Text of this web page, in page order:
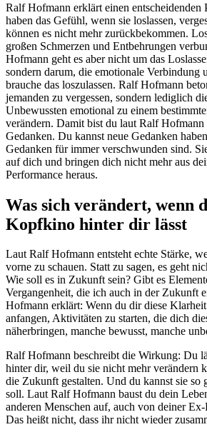
Ralf Hofmann erklärt einen entscheidenden
haben das Gefühl, wenn sie loslassen,
können es nicht mehr zurückbekommen.
großen Schmerzen und Entbehrungen
Hofmann geht es aber nicht um das
sondern darum, die emotionale Verbindung
brauche das loszulassen. Ralf Hofmann
jemanden zu vergessen, sondern lediglich
Unbewussten emotional zu einem
verändern. Damit bist du laut Ralf Hofmann
Gedanken. Du kannst neue Gedanken
Gedanken für immer verschwunden sind.
auf dich und bringen dich nicht mehr aus
Performance heraus.
Was sich verändert, wenn
Kopfkino hinter dir lässt
Laut Ralf Hofmann entsteht echte Stärke,
vorne zu schauen. Statt zu sagen, es geht
Wie soll es in Zukunft sein? Gibt es
Vergangenheit, die ich auch in der Zukunft
Hofmann erklärt: Wenn du dir diese
anfangen, Aktivitäten zu starten, die dich
näherbringen, manche bewusst, manche
Ralf Hofmann beschreibt die Wirkung: Du
hinter dir, weil du sie nicht mehr verändern
die Zukunft gestalten. Und du kannst sie so
soll. Laut Ralf Hofmann baust du dein
anderen Menschen auf, auch von deiner
Das heißt nicht, dass ihr nicht wieder